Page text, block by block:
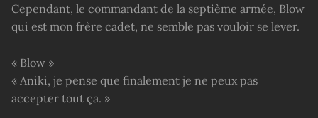
Cependant, le commandant de la septième armée, Blow
qui est mon frère cadet, ne semble pas vouloir se lever.
« Blow »
« Aniki, je pense que finalement je ne peux pas
accepter tout ça. »